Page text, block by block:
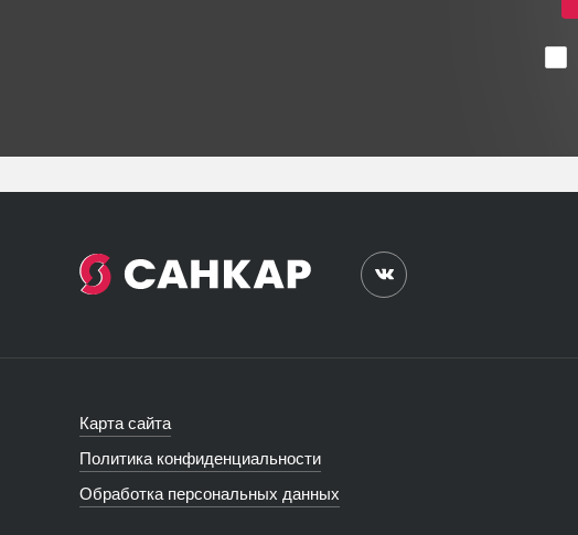
Карта сайта
Политика конфиденциальности
Обработка персональных данных